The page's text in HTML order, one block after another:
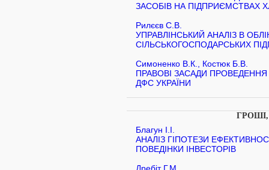
ЗАСОБІВ НА ПІДПРИЄМСТВАХ
Рилєєв С.В.
УПРАВЛІНСЬКИЙ АНАЛІЗ В
СІЛЬСЬКОГОСПОДАРСЬКИХ
Симоненко В.К., Костюк Б.В.
ПРАВОВІ ЗАСАДИ
ДФС УКРАЇНИ
Благун І.І.
АНАЛІЗ ГІПОТЕЗИ
ПОВЕДІНКИ ІНВЕСТОРІВ